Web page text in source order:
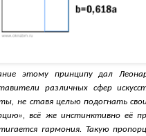
этому принципу дал
различных сфер
не ставя целью подогнать
всё же инстинктивно её
гармония. Такую